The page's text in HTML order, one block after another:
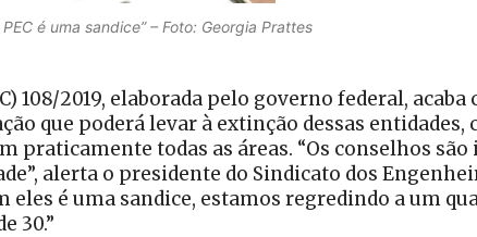
é uma sandice” – Foto: Georgia Prattes
108/2019, elaborada pelo governo federal,
que poderá levar à extinção dessas entidades,
praticamente todas as áreas. “Os conselhos
alerta o presidente do Sindicato dos
eles é uma sandice, estamos regredindo a um
30.”